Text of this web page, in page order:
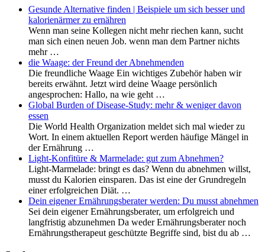
Gesunde Alternative finden | Beispiele um sich besser und
kalorienärmer zu ernähren
Wenn man seine Kollegen nicht mehr riechen kann, sucht
man sich einen neuen Job. wenn man dem Partner nichts
mehr …
die Waage: der Freund der Abnehmenden
Die freundliche Waage Ein wichtiges Zubehör haben wir
bereits erwähnt. Jetzt wird deine Waage persönlich
angesprochen: Hallo, na wie geht …
Global Burden of Disease-Study: mehr & weniger davon
essen
Die World Health Organization meldet sich mal wieder zu
Wort. In einem aktuellen Report werden häufige Mängel in
der Ernährung …
Light-Konfitüre & Marmelade: gut zum Abnehmen?
Light-Marmelade: bringt es das? Wenn du abnehmen willst,
musst du Kalorien einsparen. Das ist eine der Grundregeln
einer erfolgreichen Diät. …
Dein eigener Ernährungsberater werden: Du musst abnehmen
Sei dein eigener Ernährungsberater, um erfolgreich und
langfristig abzunehmen Da weder Ernährungsberater noch
Ernährungstherapeut geschützte Begriffe sind, bist du ab …